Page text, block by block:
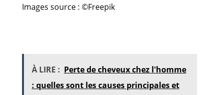
Images source : ©Freepik
À LIRE : Perte de cheveux chez l'homme
: quelles sont les causes principales et